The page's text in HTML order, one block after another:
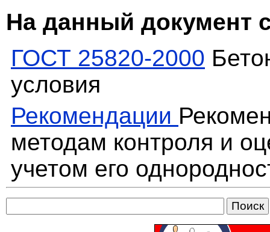
На данный документ
ГОСТ 25820-2000
условия
Рекомендации
методам контроля и
учетом его